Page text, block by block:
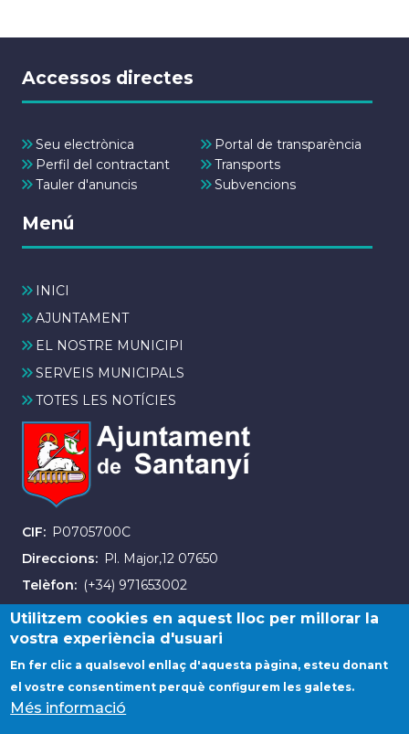
Accessos directes
Seu electrònica
Portal de transparència
Perfil del contractant
Transports
Tauler d'anuncis
Subvencions
Menú
INICI
AJUNTAMENT
EL NOSTRE MUNICIPI
SERVEIS MUNICIPALS
TOTES LES NOTÍCIES
CIF
P0705700C
Direccions
Pl. Major,12 07650
Telèfon
(+34) 971653002
Fax (+34) 971163007
© Ajuntament de Santanyí. Tots els drets reservats.
Utilitzem cookies en aquest lloc per millorar la
vostra experiència d'usuari
En fer clic a qualsevol enllaç d'aquesta pàgina, esteu donant
el vostre consentiment perquè configurem les galetes.
Més informació